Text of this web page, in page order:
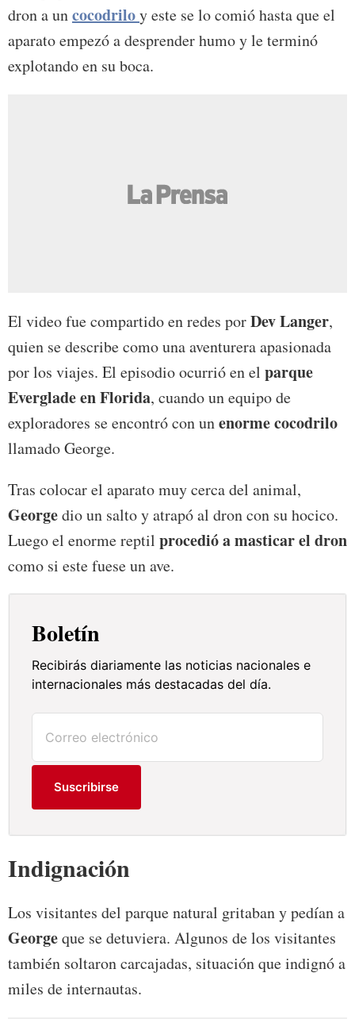
dron a uncocodriloy este se lo comió hasta que el
aparato empezó a desprender humo y le terminó
explotando en su boca.
El video fue compartido en redes porDev Langer,
quien se describe como una aventurera apasionada
por los viajes. El episodio ocurrió en el parque
Everglade en Florida, cuando un equipo de
exploradores se encontró con unenorme cocodrilo
llamado George.
Tras colocar el aparato muy cerca del animal,
Georgedio un salto y atrapó al dron con su hocico.
Luego el enorme reptil procedió a masticar el dron
como si este fuese un ave.
Boletín
Recibirás diariamente las noticias nacionales e
internacionales más destacadas del día.
Suscribirse
Indignación
Los visitantes del parque natural gritaban y pedían a
Georgeque se detuviera. Algunos de los visitantes
también soltaron carcajadas, situación que indignó a
miles de internautas.